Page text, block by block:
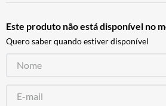
Este produto não está disponível no
Quero saber quando estiver disponível